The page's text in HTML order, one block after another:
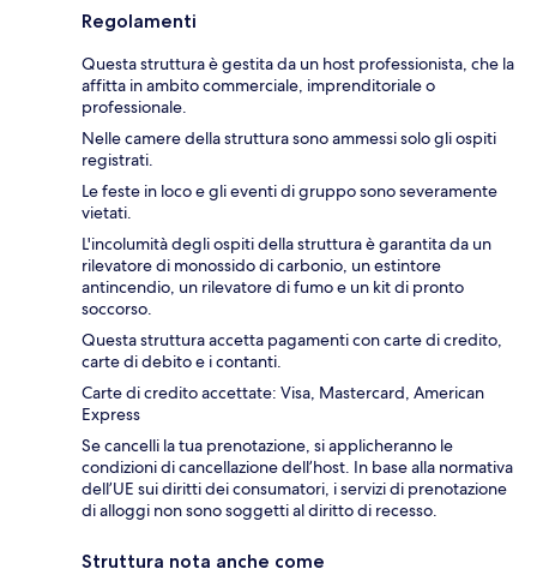
Regolamenti
Questa struttura è gestita da un host professionista, che la
affitta in ambito commerciale, imprenditoriale o
professionale.
Nelle camere della struttura sono ammessi solo gli ospiti
registrati.
Le feste in loco e gli eventi di gruppo sono severamente
vietati.
L'incolumità degli ospiti della struttura è garantita da un
rilevatore di monossido di carbonio, un estintore
antincendio, un rilevatore di fumo e un kit di pronto
soccorso.
Questa struttura accetta pagamenti con carte di credito,
carte di debito e i contanti.
Carte di credito accettate: Visa, Mastercard, American
Express
Se cancelli la tua prenotazione, si applicheranno le
condizioni di cancellazione dell’host. In base alla normativa
dell’UE sui diritti dei consumatori, i servizi di prenotazione
di alloggi non sono soggetti al diritto di recesso.
Struttura nota anche come